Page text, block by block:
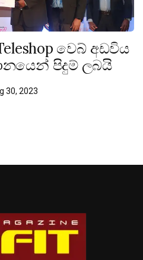
වෙබ් අඩවිය
පිදුම් ලබයි
30, 2023